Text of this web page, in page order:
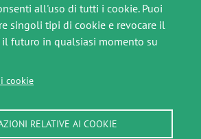
all'uso di tutti i cookie. Puoi
singoli tipi di cookie e revocare il
futuro in qualsiasi momento su
cookie
RELATIVE AI COOKIE